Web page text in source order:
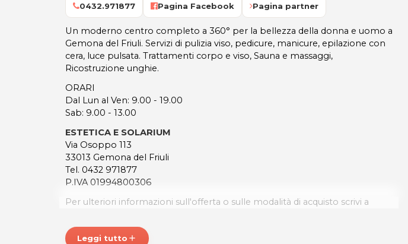
0432.971877 Pagina Facebook Pagina partner
Un moderno centro completo a 360° per la bellezza della donna e uomo a
Gemona del Friuli. Servizi di pulizia viso, pedicure, manicure, epilazione con
cera, luce pulsata. Trattamenti corpo e viso, Sauna e massaggi,
Ricostruzione unghie.
ORARI
Dal Lun al Ven: 9.00 - 19.00
Sab: 9.00 - 13.00
ESTETICA E SOLARIUM
Via Osoppo 113
33013 Gemona del Friuli
Tel. 0432 971877
P.IVA 01994800306
Per ulteriori informazioni sull'offerta o sulle modalità di acquisto scrivi a
Leggi tutto add